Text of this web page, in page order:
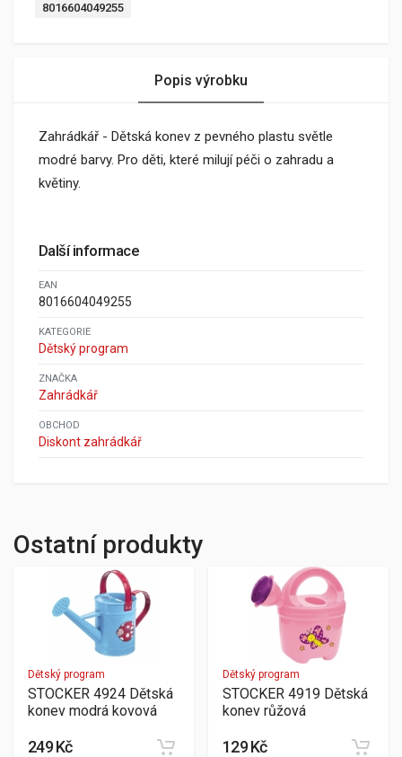
8016604049255
Popis výrobku
Zahrádkář - Dětská konev z pevného plastu světle
modré barvy. Pro děti, které milují péči o zahradu a
květiny.
Další informace
EAN
8016604049255
KATEGORIE
Dětský program
ZNAČKA
Zahrádkář
OBCHOD
Diskont zahrádkář
Ostatní produkty
Dětský program
STOCKER 4924 Dětská
konev modrá kovová
249 Kč
Dětský program
STOCKER 4919 Dětská
konev růžová
129 Kč